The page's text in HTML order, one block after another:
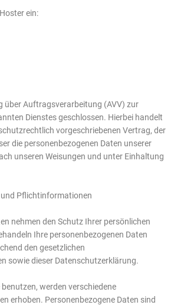
ein:
über Auftragsverarbeitung (AVV) zur
Dienstes geschlossen. Hierbei handelt
vorgeschriebenen Vertrag, der
die personenbezogenen Daten unserer
unseren Weisungen und unter Einhaltung
Pflicht­informationen
nehmen den Schutz Ihrer persönlichen
Ihre personenbezogenen Daten
den gesetzlichen
sowie dieser Datenschutzerklärung.
benutzen, werden verschiedene
erhoben. Personenbezogene Daten sind